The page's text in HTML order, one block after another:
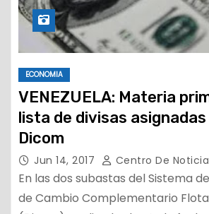
ECONOMIA
VENEZUELA: Materia
lista de divisas
Dicom
Jun 14, 2017 Centro De
En las dos subastas del Sistema
de Cambio Complementario